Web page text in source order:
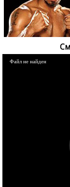
Файл не найден